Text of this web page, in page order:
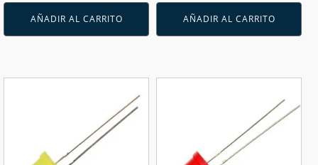
AÑADIR AL CARRITO AÑADIR AL CARRITO